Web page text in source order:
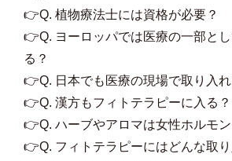
👉Q. 植物療法士には資格が必要？
👉Q. ヨーロッパでは医療の一部と
る？
👉Q. 日本でも医療の現場で取り入
👉Q. 漢方もフィトテラピーに入る？
👉Q. ハーブやアロマは女性ホルモン
👉Q. フィトテラピーにはどんな取